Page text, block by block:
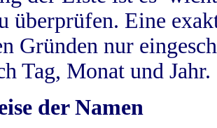
überprüfen. Eine
Gründen nur
Tag, Monat und Jahr.
der Namen